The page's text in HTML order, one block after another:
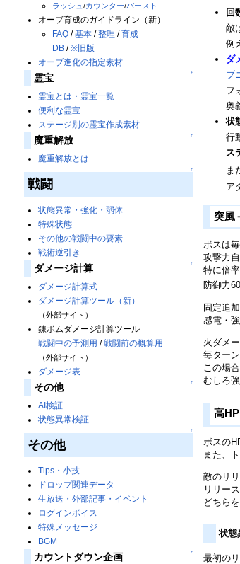
ラッシュ /カウンター/バースト
オーブ育成のガイドライン（新）
FAQ/基本/整理 /育成
DB/※旧版
オーブ進化の指定素材
↑
霊宝
霊宝とは・霊宝一覧
便利な霊宝
ステージ別の霊宝作成素材
↑
魔重解放
魔重解放とは
↑
戦闘
状態異常・強化・弱体
特殊状態
その他の戦闘中の要素
戦術逆引き
↑
ダメージ計算
ダメージ計算式
ダメージ計算ツール（新）
（外部サイト）
錬ボムダメージ計算ツール
戦闘中の予測用 /戦闘前の概算用
（外部サイト）
ダメージ表
↑
その他
AI検証
状態異常検証
↑
その他
Tips・小技
ドロップ関連データ
生放送・外部記事・イベント
ログインボイス
特殊メッセージ
BGM
↑
カウントダウン企画
回
敵
例
ダ
ブ
フ
奥
状
行
ス
ま
ア
突風
ボスは
攻撃力
特に倍
防御力
固定追
感電・
火ダメ
毎ター
この場
むしろ
高
ボスの
また、
敵のリ
リリー
どちら
状態
最初の